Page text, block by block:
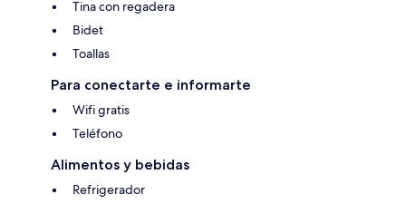
Tina con regadera
Bidet
Toallas
Para conectarte e informarte
Wifi gratis
Teléfono
Alimentos y bebidas
Refrigerador